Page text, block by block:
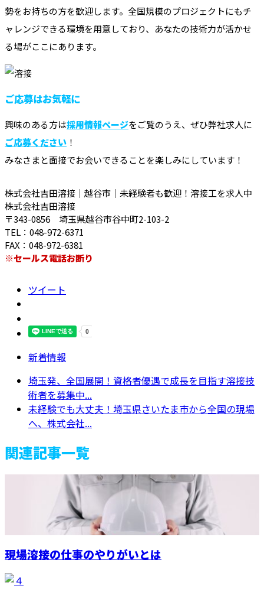
勢をお持ちの方を歓迎します。全国規模のプロジェクトにもチ
ャレンジできる環境を用意しており、あなたの技術力が活かせ
る場がここにあります。
ご応募はお気軽に
興味のある方は採用情報ページをご覧のうえ、ぜひ弊社求人に
ご応募ください ！
みなさまと面接でお会いできることを楽しみにしています！
株式会社吉田溶接｜越谷市｜未経験者も歓迎！溶接工を求人中
株式会社吉田溶接
〒343-0856 埼玉県越谷市谷中町2-103-2
TEL：048-972-6371
FAX：048-972-6381
※セールス電話お断り
ツイート
新着情報
埼玉発、全国展開！資格者優遇で成長を目指す溶接技
術者を募集中...
未経験でも大丈夫！埼玉県さいたま市から全国の現場
へ、株式会社...
関連記事一覧
現場溶接の仕事のやりがいとは